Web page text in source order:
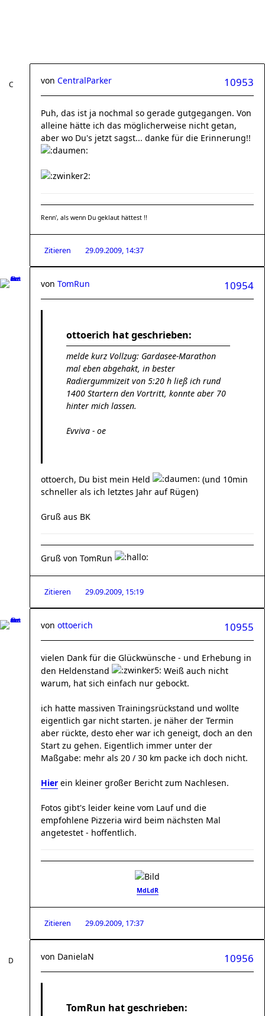
10953
von CentralParker
Puh, das ist ja nochmal so gerade gutgegangen. Von
alleine hätte ich das möglicherweise nicht getan,
aber wo Du's jetzt sagst... danke für die Erinnerung!!
Renn', als wenn Du geklaut hättest !!
Zitieren 29.09.2009, 14:37
10954
von TomRun
ottoerich hat geschrieben:
melde kurz Vollzug: Gardasee-Marathon
mal eben abgehakt, in bester
Radiergummizeit von 5:20 h ließ ich rund
1400 Startern den Vortritt, konnte aber 70
hinter mich lassen.
Evviva - oe
ottoerch, Du bist mein Held
(und 10min
schneller als ich letztes Jahr auf Rügen)
Gruß aus BK
Gruß von TomRun
Zitieren 29.09.2009, 15:19
10955
von ottoerich
vielen Dank für die Glückwünsche - und Erhebung in
den Heldenstand
Weiß auch nicht
warum, hat sich einfach nur gebockt.
ich hatte massiven Trainingsrückstand und wollte
eigentlich gar nicht starten. je näher der Termin
aber rückte, desto eher war ich geneigt, doch an den
Start zu gehen. Eigentlich immer unter der
Maßgabe: mehr als 20 / 30 km packe ich doch nicht.
Hier ein kleiner großer Bericht zum Nachlesen.
Fotos gibt's leider keine vom Lauf und die
empfohlene Pizzeria wird beim nächsten Mal
angetestet - hoffentlich.
MdLdR
Zitieren 29.09.2009, 17:37
10956
von DanielaN
TomRun hat geschrieben: